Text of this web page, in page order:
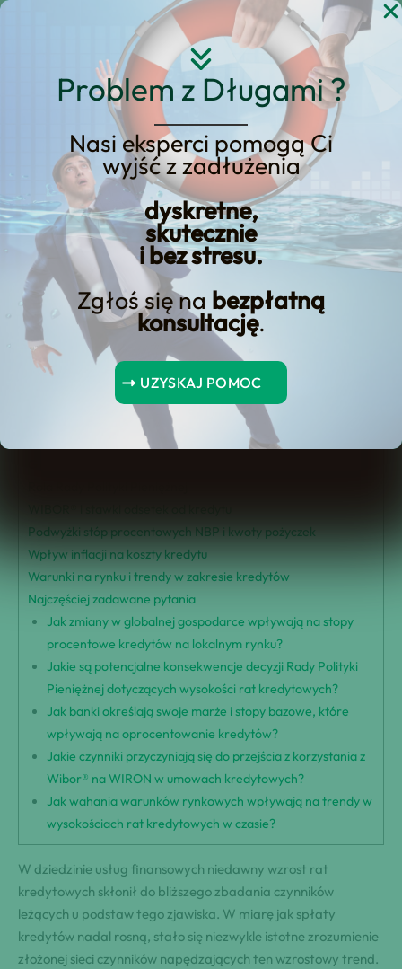
Problem z Długami ?
Nasi eksperci pomogą Ci
wyjść z zadłużenia
dyskretne,
skutecznie
i bez stresu.
Zgłoś się na bezpłatną
konsultację.
UZYSKAJ POMOC
Przejdź
Raty kredytu rosną:
Ujawnione czynniki
Spis Treści
Podsumowanie kluczowych wniosków
Czynniki wpływające na wzrost raty kredytowej
Wpływ stóp bazowych NBP
Podwyżki stóp procentowych NBP i kwoty pożyczek
Wpływ inflacji na koszty kredytu
Warunki na rynku i trendy w zakresie kredytów
Najczęściej zadawane pytania
Jak zmiany w globalnej gospodarce wpływają na stopy
procentowe kredytów na lokalnym rynku?
Jakie są potencjalne konsekwencje decyzji Rady Polityki
Pieniężnej dotyczących wysokości rat kredytowych?
Jak banki określają swoje marże i stopy bazowe, które
wpływają na oprocentowanie kredytów?
Jakie czynniki przyczyniają się do przejścia z korzystania z
Wibor® na WIRON w umowach kredytowych?
Jak wahania warunków rynkowych wpływają na trendy w
wysokościach rat kredytowych w czasie?
W dziedzinie usług finansowych niedawny wzrost rat
kredytowych skłonił do bliższego zbadania czynników
leżących u podstaw tego zjawiska. W miarę jak spłaty
kredytów nadal rosną, stało się niezwykle istotne zrozumienie
złożonej sieci czynników napędzających ten wzrostowy trend.